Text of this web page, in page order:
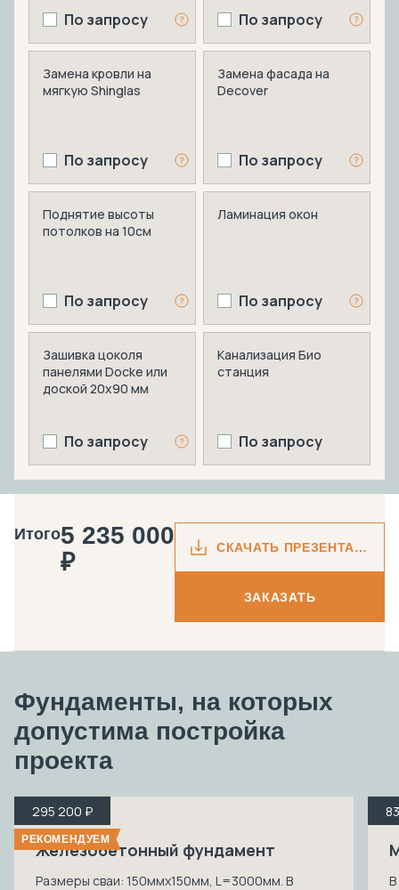
По запросу По запросу
Замена кровли на
мягкую Shinglas
По запросу
Замена фасада на
Decover
По запросу
Поднятие высоты
потолков на 10см
По запросу
Ламинация окон
По запросу
Зашивка цоколя
панелями Docke или
доской 20х90 мм
По запросу
Канализация Био
станция
По запросу
Итого5 235 000
₽
СКАЧАТЬ ПРЕЗЕНТАЦИЮ
ЗАКАЗАТЬ
Фундаменты, на которых
допустима постройка
проекта
Железобетонный фундамент
Размеры сваи: 150ммх150мм, L=3000мм. В
295 200 ₽
РЕКОМЕНДУЕМ